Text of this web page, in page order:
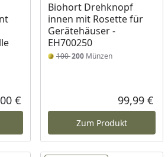
Aktueller Preis
€
Biohort Drehknopf
innen mit Rosette für
Gerätehäuser -
EH700250
100200Münzen
99,99 €
Zum Produkt